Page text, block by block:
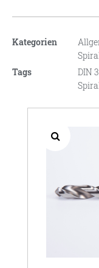
Kategorien
Tags
DIN